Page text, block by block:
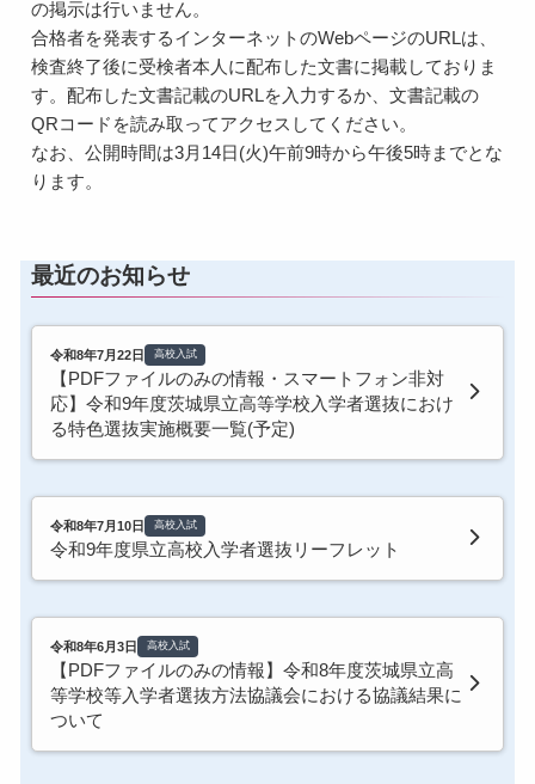
の掲示は行いません。
合格者を発表するインターネットのWebページのURLは、
検査終了後に受検者本人に配布した文書に掲載しておりま
す。配布した文書記載のURLを入力するか、文書記載の
QRコードを読み取ってアクセスしてください。
なお、公開時間は3月14日(火)午前9時から午後5時までとな
ります。
最近のお知らせ
令和8年7月22日 高校入試
【PDFファイルのみの情報・スマートフォン非対
応】令和9年度茨城県立高等学校入学者選抜におけ
る特色選抜実施概要一覧(予定)
令和8年7月10日 高校入試
令和9年度県立高校入学者選抜リーフレット
令和8年6月3日 高校入試
【PDFファイルのみの情報】令和8年度茨城県立高
等学校等入学者選抜方法協議会における協議結果に
ついて